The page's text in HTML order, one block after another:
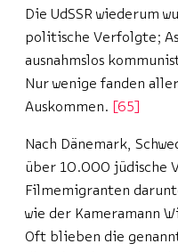
Die UdSSR wiederum
politische Verfolgte;
ausnahmslos
Nur wenige fanden
Auskommen.
65
Nach Dänemark,
über 10.000 jüdische
Filmemigranten
wie der Kameramann
Oft blieben die